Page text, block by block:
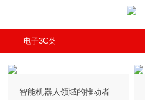
智能机器人领域的推动者
电子3C类